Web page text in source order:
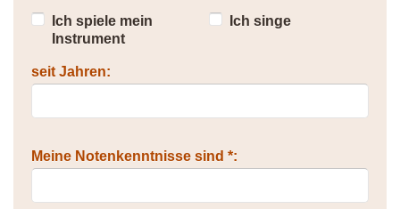
Ich spiele mein
Instrument
Ich singe
seit Jahren:
Meine Notenkenntnisse sind *: